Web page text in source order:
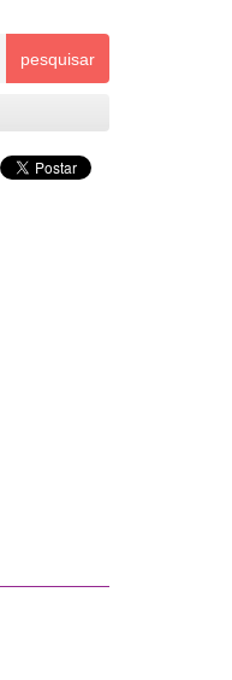
pesquisar